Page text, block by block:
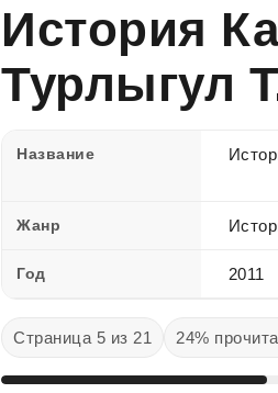
История
Турлыгул
Название
Жанр
Год 2011
Страница 5 из 21 24%